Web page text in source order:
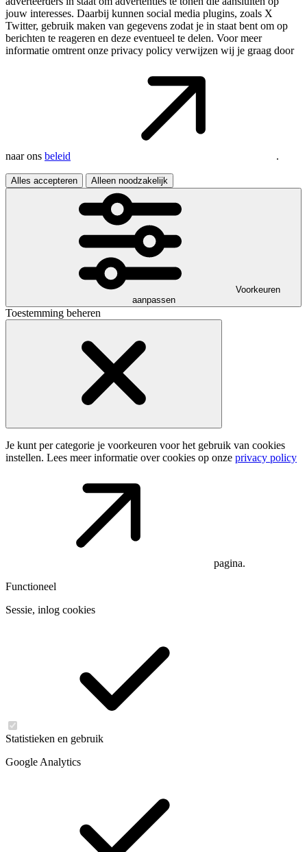
jouw interesses. Daarbij kunnen social media plugins, zoals X
Twitter, gebruik maken van gegevens zodat je in staat bent om op
berichten te reageren en deze eventueel te delen. Voor meer
informatie omtrent onze privacy policy verwijzen wij je graag door
naar ons beleid .
Alles accepteren Alleen noodzakelijk
Voorkeuren
aanpassen
Toestemming beheren
Je kunt per categorie je voorkeuren voor het gebruik van cookies
instellen. Lees meer informatie over cookies op onze privacy policy
pagina.
Functioneel
Sessie, inlog cookies
Statistieken en gebruik
Google Analytics